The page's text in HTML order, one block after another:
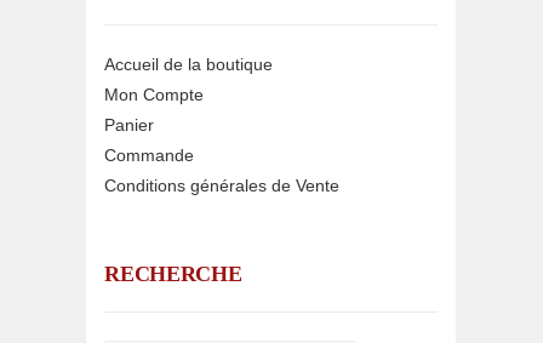
Accueil de la boutique
Mon Compte
Panier
Commande
Conditions générales de Vente
RECHERCHE